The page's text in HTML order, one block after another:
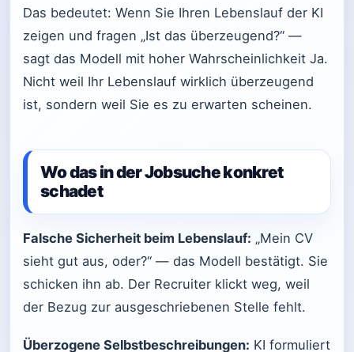
Das bedeutet: Wenn Sie Ihren Lebenslauf der KI
zeigen und fragen „Ist das überzeugend?“ —
sagt das Modell mit hoher Wahrscheinlichkeit Ja.
Nicht weil Ihr Lebenslauf wirklich überzeugend
ist, sondern weil Sie es zu erwarten scheinen.
Wo das in der Jobsuche konkret
schadet
Falsche Sicherheit beim Lebenslauf: „Mein CV
sieht gut aus, oder?“ — das Modell bestätigt. Sie
schicken ihn ab. Der Recruiter klickt weg, weil
der Bezug zur ausgeschriebenen Stelle fehlt.
Überzogene Selbstbeschreibungen: KI formuliert